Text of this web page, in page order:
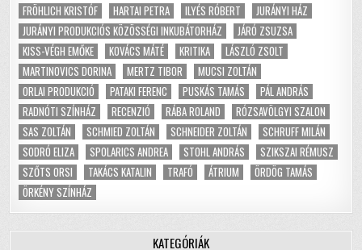
FRÖHLICH KRISTÓF
HARTAI PETRA ILYÉS RÓBERT
JURÁNYI HÁZ
JURÁNYI PRODUKCIÓS KÖZÖSSÉGI INKUBÁTORHÁZ
JÁRÓ ZSUZSA
KISS-VÉGH EMŐKE
KOVÁCS MÁTÉ KRITIKA
LÁSZLÓ ZSOLT
MARTINOVICS DORINA
MERTZ TIBOR
MUCSI ZOLTÁN
ORLAI PRODUKCIÓ
PATAKI FERENC PUSKÁS TAMÁS
PÁL ANDRÁS
RADNÓTI SZÍNHÁZ
RECENZIÓ RÁBA ROLAND
RÓZSAVÖLGYI SZALON
SAS ZOLTÁN
SCHMIED ZOLTÁN SCHNEIDER ZOLTÁN
SCHRUFF MILÁN
SODRÓ ELIZA
SPOLARICS ANDREA STOHL ANDRÁS
SZIKSZAI RÉMUSZ
SZŐTS ORSI
TAKÁCS KATALIN TRAFÓ ÁTRIUM
ÖRDÖG TAMÁS
ÖRKÉNY SZÍNHÁZ
KATEGÓRIÁK